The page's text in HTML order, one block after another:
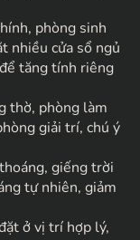
phòng sinh
nhiều cửa sổ ngủ
tăng tính riêng
thờ, phòng làm
giải trí, chú ý
giếng trời
tự nhiên, giảm
ở vị trí hợp lý,